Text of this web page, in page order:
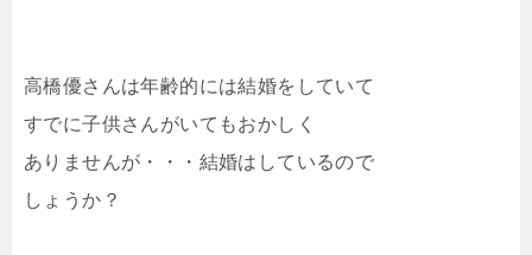
高橋優さんは年齢的には結婚をしていて
すでに子供さんがいてもおかしく
ありませんが・・・結婚はしているので
しょうか？